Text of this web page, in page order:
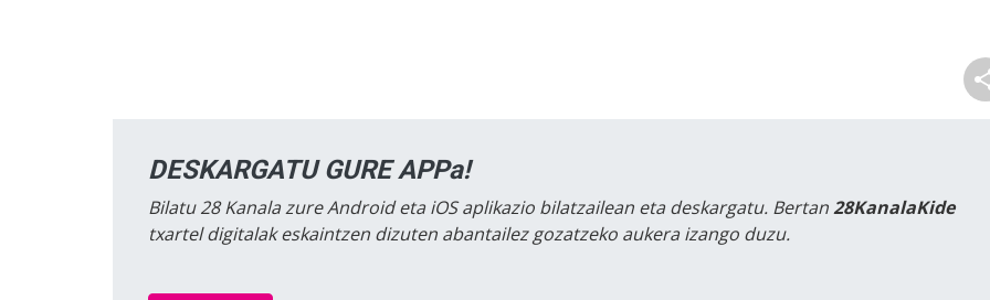
DESKARGATU GURE APPa!
Bilatu 28 Kanala zure Android eta iOS aplikazio bilatzailean eta deskargatu. Bertan28KanalaKide
txartel digitalak eskaintzen dizuten abantailez gozatzeko aukera izango duzu.